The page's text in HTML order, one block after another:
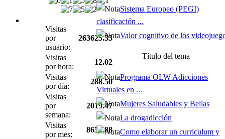
Visitas
por
usuario:
263625.33
Visitas
por hora:
12.02
Visitas
por día:
288.50
Visitas
por
semana:
2019.47
Visitas
por mes:
8654.88
Sistema Europeo (PEGI)
clasificación ...
Valor cognitivo de los
Título del tema
Programa OLW Adicciones
Virtuales en ...
Mujeres Saludables y Bellas
La drogadicción
Como elaborar un curriculum y